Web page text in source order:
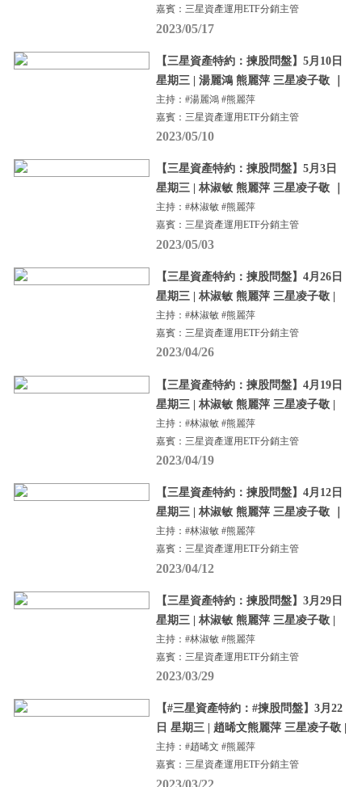
嘉賓：三星資產運用ETF分銷主管
2023/05/17
【三星資產特約：揀股問盤】5月10日
星期三 | 湯麗鴻 熊麗萍 三星凌子敬 ｜
主持：#湯麗鴻 #熊麗萍
嘉賓：三星資產運用ETF分銷主管
2023/05/10
【三星資產特約：揀股問盤】5月3日
星期三 | 林淑敏 熊麗萍 三星凌子敬 ｜
主持：#林淑敏 #熊麗萍
嘉賓：三星資產運用ETF分銷主管
2023/05/03
【三星資產特約：揀股問盤】4月26日
星期三 | 林淑敏 熊麗萍 三星凌子敬 |
主持：#林淑敏 #熊麗萍
嘉賓：三星資產運用ETF分銷主管
2023/04/26
【三星資產特約：揀股問盤】4月19日
星期三 | 林淑敏 熊麗萍 三星凌子敬 |
主持：#林淑敏 #熊麗萍
嘉賓：三星資產運用ETF分銷主管
2023/04/19
【三星資產特約：揀股問盤】4月12日
星期三 | 林淑敏 熊麗萍 三星凌子敬 ｜
主持：#林淑敏 #熊麗萍
嘉賓：三星資產運用ETF分銷主管
2023/04/12
【三星資產特約：揀股問盤】3月29日
星期三 | 林淑敏 熊麗萍 三星凌子敬 |
主持：#林淑敏 #熊麗萍
嘉賓：三星資產運用ETF分銷主管
2023/03/29
【#三星資產特約：#揀股問盤】3月22
日 星期三 | 趙晞文熊麗萍 三星凌子敬 |
主持：#趙晞文 #熊麗萍
嘉賓：三星資產運用ETF分銷主管
2023/03/22